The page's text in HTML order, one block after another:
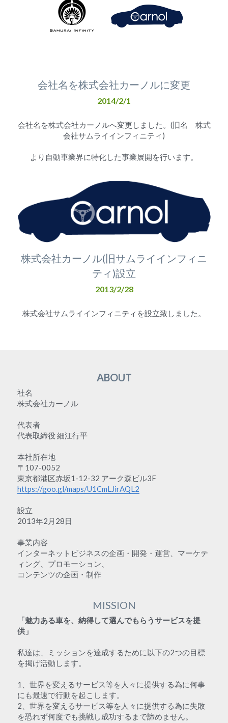
会社名を株式会社カーノルに変更
2014/2/1
会社名を株式会社カーノルへ変更しました。(旧名　株式
会社サムライインフィニティ)
より自動車業界に特化した事業展開を行います。
株式会社カーノル(旧サムライインフィニ
ティ)設立
2013/2/28
株式会社サムライインフィニティを設立致しました。
ABOUT
社名
株式会社カーノル
代表者
代表取締役 細江行平
本社所在地
〒107-0052
東京都港区赤坂1-12-32 アーク森ビル3F
https://goo.gl/maps/U1CmLJirAQL2
設立
2013年2月28日
事業内容
インターネットビジネスの企画・開発・運営、マーケテ
ィング、プロモーション、
コンテンツの企画・制作
MISSION
「魅力ある車を、納得して選んでもらうサービスを提
供」
私達は、ミッションを達成するために以下の2つの目標
を掲げ活動します。
1、世界を変えるサービス等を人々に提供する為に何事
にも最速で行動を起こします。
2、世界を変えるサービス等を人々に提供する為に失敗
を恐れず何度でも挑戦し成功するまで諦めません。